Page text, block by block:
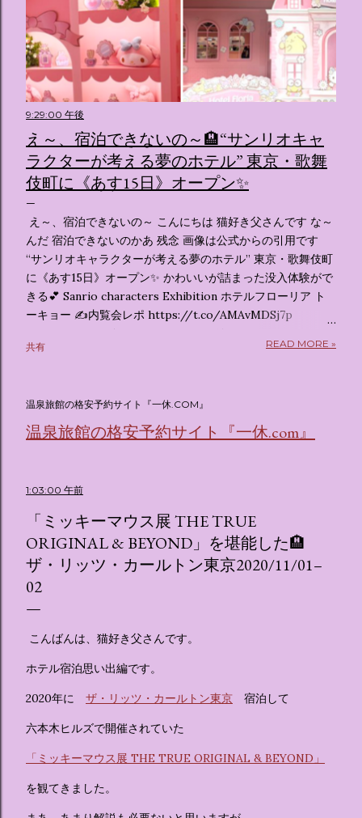
9:29:00 午後
え～、宿泊できないの～🏨“サンリオキャ
ラクターが考える夢のホテル” 東京・歌舞
伎町に《あす15日》オープン✨️
え～、宿泊できないの～ こんにちは 猫好き父さんです な～
んだ 宿泊できないのかあ 残念 画像は公式からの引用です
“サンリオキャラクターが考える夢のホテル” 東京・歌舞伎町
に《あす15日》オープン✨️ かわいいが詰まった没入体験がで
きる💕 Sanrio characters Exhibition ホテルフローリア ト
ーキョー ✍️内覧会レポ https://t.co/AMAvMDSj7p
pic.twitter.com/sKx7uXeXHW — オリコンニュース
(@oricon) July 14, 2026 ホテルフローリア トーキョー
はなく、2026年7月15日から東京・新宿でスタートする サン
リオキャラクターズの体験型・没入型展示イベント の名称で
す。 韓国で話題を呼んだ「サンリオキャラクターが考える夢
陸となります。 まるで本当にラグジュアリーホテルにチェッ
されています。その魅力をいくつかのかたまりに分けてご紹
介します。 🔑 1. コンセプトは「サンリオキャラが考える夢
のホテル」 デジタルメディア技術で世界的に知られるクリエ
イティブプロダクション「d'strict」が手掛けており、五感を
刺激する美しいデジタルアートとストーリー性の高い全11の
テーマブースで構成されています。 チェックインからスター
ト ：ピンクを基調とした華やかなエントランスロビーでルー
ムキーを受け取り、まるでホテルに滞在するかのような没入
感を味わいながら進んでいきます。ロビーではお花をまとっ
ス ：きらめく光に満ちたガーデンや、美しいボールルーム
（舞踏会）、さらには本物の砂を使ったピンク色の美しいビ
いなしの空間が広がります。 🛌 2. 個性あふれる「9つの客室
（テーマルーム）」 イベントの目玉となるのが、サンリオの
人気キャラクターたちがそれぞれの“好き”や理想を詰め込ん
共有 READ MORE »
温泉旅館の格安予約サイト『一休.COM』
温泉旅館の格安予約サイト『一休.com』
1:03:00 午前
「ミッキーマウス展 THE TRUE
ORIGINAL & BEYOND」を堪能した🏨
ザ・リッツ・カールトン東京2020/11/01–
02
こんばんは、猫好き父さんです。
ホテル宿泊思い出編です。
2020年に ザ・リッツ・カールトン東京 宿泊して
六本木ヒルズで開催されていた
「ミッキーマウス展 THE TRUE ORIGINAL & BEYOND」
を観てきました。